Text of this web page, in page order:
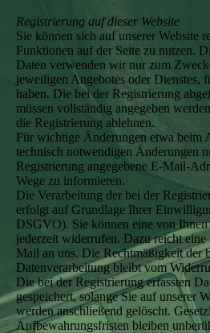
Registrierung auf dieser Website
Sie können sich auf unserer Website
Funktionen auf der Seite zu nutzen.
Daten verwenden wir nur zum
jeweiligen Angebotes oder Dienstes,
haben. Die bei der Registrierung
müssen vollständig angegeben
die Registrierung ablehnen.
Für wichtige Änderungen etwa beim
technisch notwendigen Änderungen
Registrierung angegebene E-Mail-
Wege zu informieren.
Die Verarbeitung der bei der
erfolgt auf Grundlage Ihrer
DSGVO). Sie können eine von
jederzeit widerrufen. Dazu reicht
Mail an uns. Die Rechtmäßigkeit der
Datenverarbeitung bleibt vom
Die bei der Registrierung erfassten
gespeichert, solange Sie auf unserer
werden anschließend gelöscht.
Aufbewahrungsfristen bleiben